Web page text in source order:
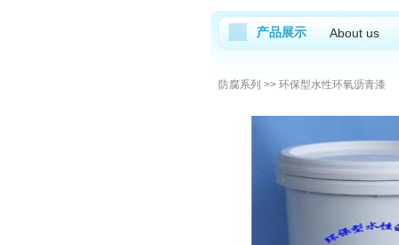
产品展示 About us
防腐系列 >> 环保型水性环氧沥青漆